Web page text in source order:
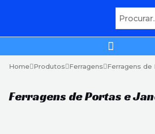
Home Produtos Ferragens Ferragens de
Ferragens de Portas e